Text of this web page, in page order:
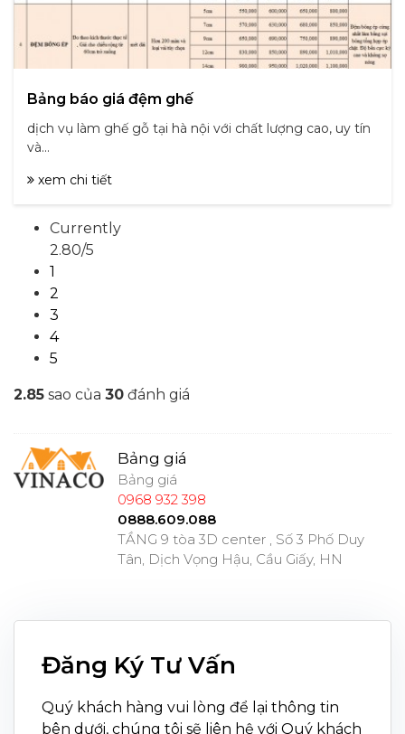
Bảng báo giá đệm ghế
dịch vụ làm ghế gỗ tại hà nội với chất lượng cao, uy tín
và...
xem chi tiết
Currently
2.80/5
1
2
3
4
5
2.85 sao của 30 đánh giá
Bảng giá
Bảng giá
0968 932 398
0888.609.088
TẦNG 9 tòa 3D center , Số 3 Phố Duy
Tân, Dịch Vọng Hậu, Cầu Giấy, HN
Đăng Ký Tư Vấn
Quý khách hàng vui lòng để lại thông tin
bên dưới, chúng tôi sẽ liên hệ với Quý khách